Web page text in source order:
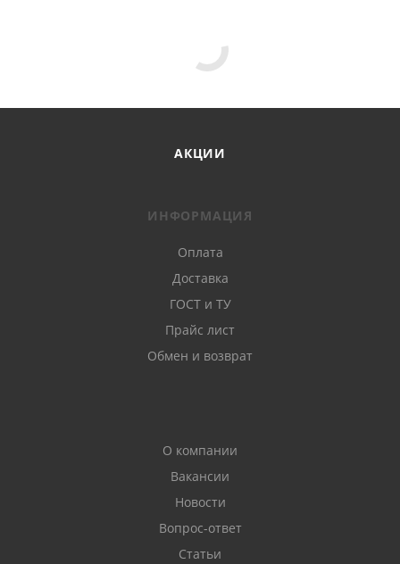
АКЦИИ
ИНФОРМАЦИЯ
Оплата
Доставка
ГОСТ и ТУ
Прайс лист
Обмен и возврат
О компании
Вакансии
Новости
Вопрос-ответ
Статьи